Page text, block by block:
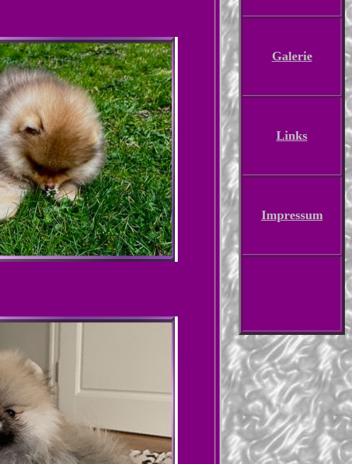
Galerie
Links
Impressum